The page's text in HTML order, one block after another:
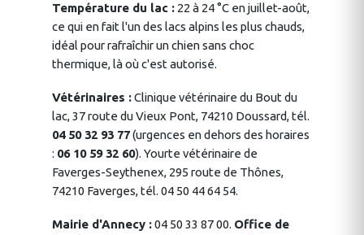
Température du lac : 22 à 24 °C en juillet-août,
ce qui en fait l'un des lacs alpins les plus chauds,
idéal pour rafraîchir un chien sans choc
thermique, là où c'est autorisé.
Vétérinaires :Clinique vétérinaire du Bout du
lac, 37 route du Vieux Pont, 74210 Doussard, tél.
04 50 32 93 77(urgences en dehors des horaires
: 06 10 59 32 60). Yourte vétérinaire de
Faverges-Seythenex, 295 route de Thônes,
74210 Faverges, tél. 04 50 44 64 54.
Mairie d'Annecy :04 50 33 87 00. Office de